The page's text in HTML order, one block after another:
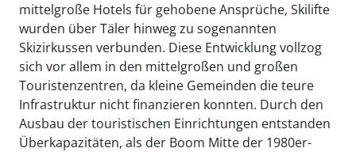
mittelgroße Hotels für gehobene Ansprüche, Skilifte
wurden über Täler hinweg zu sogenannten
Skizirkussen verbunden. Diese Entwicklung vollzog
sich vor allem in den mittelgroßen und großen
Touristenzentren, da kleine Gemeinden die teure
Infrastruktur nicht finanzieren konnten. Durch den
Ausbau der touristischen Einrichtungen entstanden
Überkapazitäten, als der Boom Mitte der 1980er-